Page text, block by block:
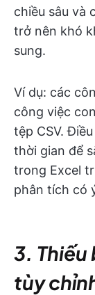
chiều sâu và
trở nên khó
sung.
Ví dụ: các
công việc
tệp CSV.
thời gian để
trong Excel
phân tích có
3. Thiếu
tùy